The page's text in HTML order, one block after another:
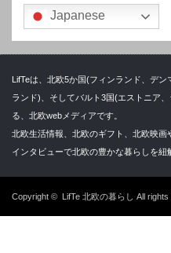
Japanese
LifTeは、北欧5か国(フィンランド、デ
ランド)、そしてバルト3国(エストニア
る、北欧webメディアです。
北欧生活情報、北欧のギフト、北欧映
インタビューで北欧の豊かな暮らしを紐
Copyright © LifTe 北欧の暮らし All rights